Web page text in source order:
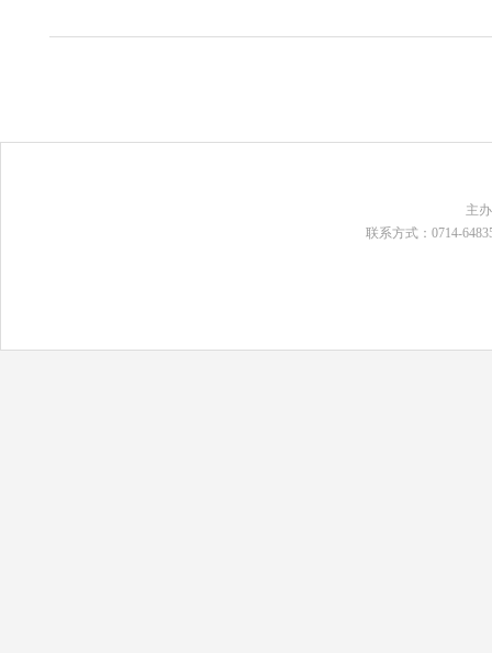
主
联系方式：0714-